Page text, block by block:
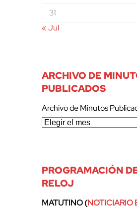
31
« Jul
ARCHIVO DE
PUBLICADOS
Archivo de Minutos
PROGRAMACIÓN
RELOJ
MATUTINO (NOTICIARIO